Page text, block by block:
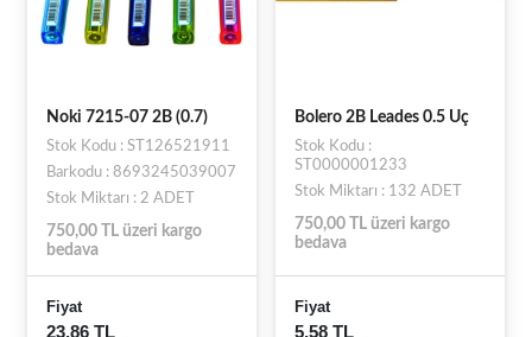
Noki 7215-07 2B (0.7)
Stok Kodu : ST126521911
Barkodu : 8693245039007
Stok Miktarı : 2 ADET
750,00 TL üzeri kargo
bedava
Fiyat
23,86 TL
Bolero 2B Leades 0.5 Uç
Stok Kodu :
ST0000001233
Stok Miktarı : 132 ADET
750,00 TL üzeri kargo
bedava
Fiyat
5,58 TL